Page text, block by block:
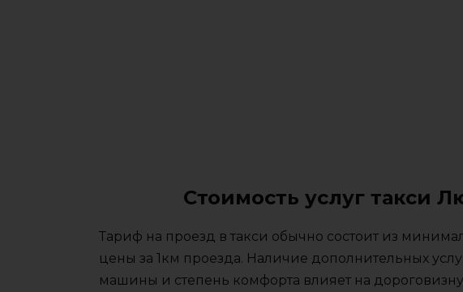
Стоимость услуг такси
Тариф на проезд в такси обычно состоит из
цены за 1км проезда. Наличие дополнительных
машины и степень комфорта влияет на